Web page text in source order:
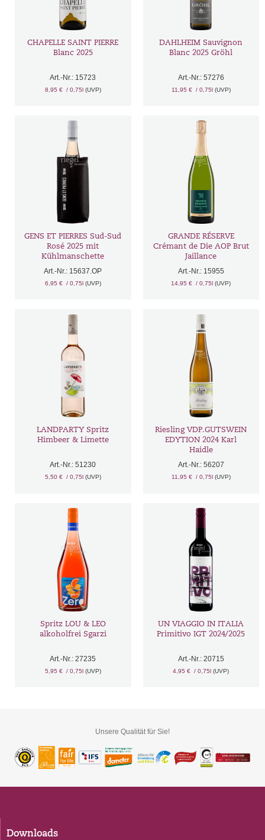
CHAPELLE SAINT PIERRE
Blanc 2025
Art.-Nr.: 15723
8,95 € / 0,75l (UVP)
DAHLHEIM Sauvignon
Blanc 2025 Gröhl
Art.-Nr.: 57276
11,95 € / 0,75l (UVP)
GENS ET PIERRES Sud-Sud
Rosé 2025 mit
Kühlmanschette
Art.-Nr.: 15637.OP
6,95 € / 0,75l (UVP)
GRANDE RÉSERVE
Crémant de Die AOP Brut
Jaillance
Art.-Nr.: 15955
14,95 € / 0,75l(UVP)
LANDPARTY Spritz
Himbeer & Limette
Art.-Nr.: 51230
5,50 € / 0,75l (UVP)
Riesling VDP.GUTSWEIN
EDYTION 2024 Karl
Haidle
Art.-Nr.: 56207
11,95 € / 0,75l (UVP)
Spritz LOU & LEO
alkoholfrei Sgarzi
Art.-Nr.: 27235
5,95 € / 0,75l (UVP)
UN VIAGGIO IN ITALIA
Primitivo IGT 2024/2025
Art.-Nr.: 20715
4,95 € / 0,75l(UVP)
Unsere Qualität für Sie!
Downloads